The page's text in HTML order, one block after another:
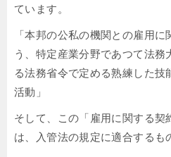
ています。
「本邦の公私の機関との雇用
う、特定産業分野であつて法務
る法務省令で定める熟練した技
活動」
そして、この「雇用に関する契
は、入管法の規定に適合するも